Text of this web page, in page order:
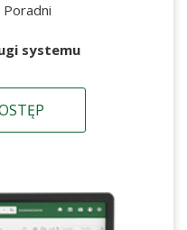
systemu